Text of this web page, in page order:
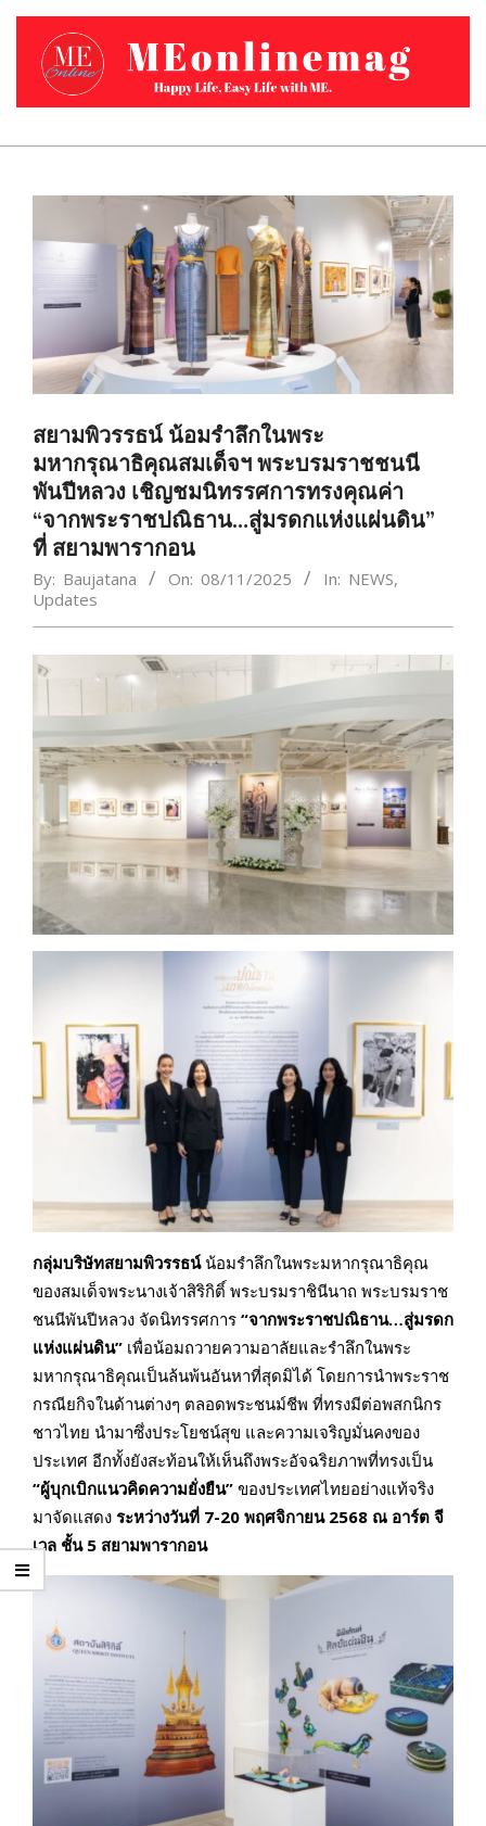
Skip
content
Primary
สยามพิวรรธน์ น้อมรำลึกในพระ
มหากรุณาธิคุณสมเด็จฯ พระบรมราชชนนี
พันปีหลวง เชิญชมนิทรรศการทรงคุณค่า
“จากพระราชปณิธาน…สู่มรดกแห่งแผ่นดิน”
ที่ สยามพารากอน
By: Baujatana On: 08/11/2025 In: NEWS,
Updates
กลุ่มบริษัทสยามพิวรรธน์น้อมรำลึกในพระมหากรุณาธิคุณ
ของสมเด็จพระนางเจ้าสิริกิติ์ พระบรมราชินีนาถ พระบรมราช
ชนนีพันปีหลวง จัดนิทรรศการ “จากพระราชปณิธาน…สู่มรดก
แห่งแผ่นดิน” เพื่อน้อมถวายความอาลัยและรำลึกในพระ
มหากรุณาธิคุณเป็นล้นพ้นอันหาที่สุดมิได้ โดยการนำพระราช
กรณียกิจในด้านต่างๆ ตลอดพระชนม์ชีพ ที่ทรงมีต่อพสกนิกร
ชาวไทย นำมาซึ่งประโยชน์สุข และความเจริญมั่นคงของ
ประเทศ อีกทั้งยังสะท้อนให้เห็นถึงพระอัจฉริยภาพที่ทรงเป็น
“ผู้บุกเบิกแนวคิดความยั่งยืน” ของประเทศไทยอย่างแท้จริง
มาจัดแสดง ระหว่างวันที่ 7-20 พฤศจิกายน 2568 ณ อาร์ต จี
เวล ชั้น 5 สยามพารากอน